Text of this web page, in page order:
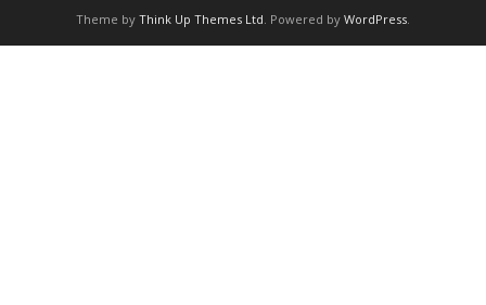
Theme by Think Up Themes Ltd. Powered by WordPress.